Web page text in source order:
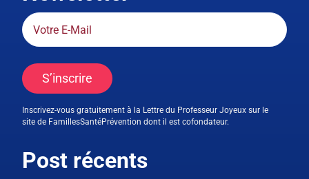
S’inscrire
Inscrivez-vous gratuitement à la Lettre du Professeur Joyeux sur le
site de FamillesSantéPrévention dont il est cofondateur.
Post récents